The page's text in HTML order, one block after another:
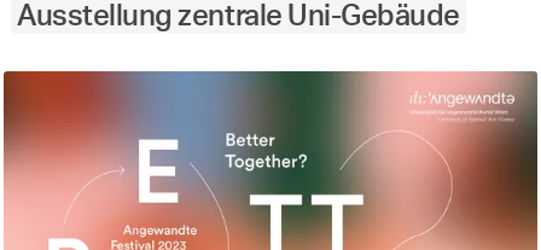
Ausstellung zentrale Uni-Gebäude